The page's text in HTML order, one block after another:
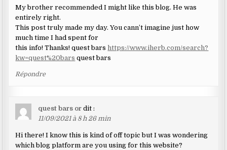
My brother recommended I might like this blog. He was
entirely right.
This post truly made my day. You cann’t imagine just how
much time I had spent for
this info! Thanks! quest barshttps://www.iherb.com/search?
kw=quest%20bars quest bars
Répondre
quest bars or dit :
11/09/2021 à 8 h 26 min
Hi there! I know this is kind of off topic but I was wondering
which blog platform are you using for this website?